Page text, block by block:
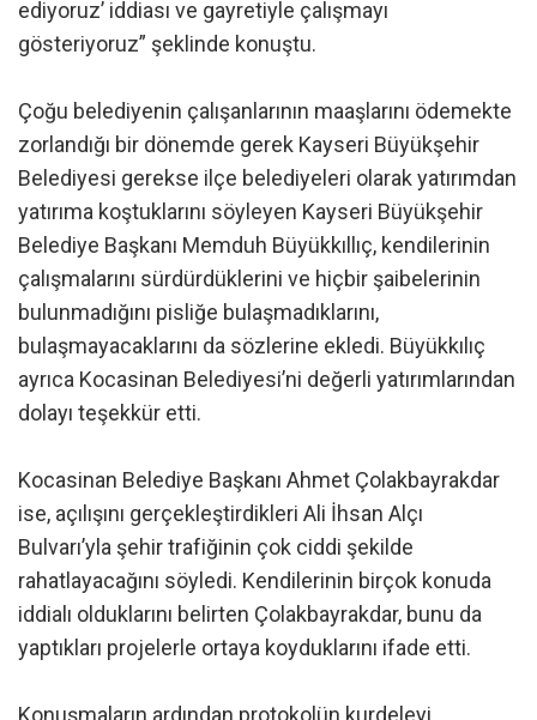
ediyoruz’ iddiası ve gayretiyle çalışmayı
gösteriyoruz” şeklinde konuştu.
Çoğu belediyenin çalışanlarının maaşlarını ödemekte
zorlandığı bir dönemde gerek Kayseri Büyükşehir
Belediyesi gerekse ilçe belediyeleri olarak yatırımdan
yatırıma koştuklarını söyleyen Kayseri Büyükşehir
Belediye Başkanı Memduh Büyükkıllıç, kendilerinin
çalışmalarını sürdürdüklerini ve hiçbir şaibelerinin
bulunmadığını pisliğe bulaşmadıklarını,
bulaşmayacaklarını da sözlerine ekledi. Büyükkılıç
ayrıca Kocasinan Belediyesi’ni değerli yatırımlarından
dolayı teşekkür etti.
Kocasinan Belediye Başkanı Ahmet Çolakbayrakdar
ise, açılışını gerçekleştirdikleri Ali İhsan Alçı
Bulvarı’yla şehir trafiğinin çok ciddi şekilde
rahatlayacağını söyledi. Kendilerinin birçok konuda
iddialı olduklarını belirten Çolakbayrakdar, bunu da
yaptıkları projelerle ortaya koyduklarını ifade etti.
Konuşmaların ardından protokolün kurdeleyi